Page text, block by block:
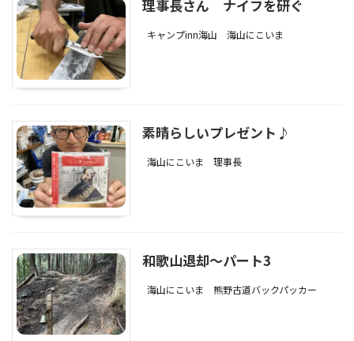
理事長さん ナイフを研ぐ
キャンプinn海山 海山にこいま
素晴らしいプレゼント♪
海山にこいま 理事長
和歌山退却～パート3
海山にこいま 熊野古道バックパッカー